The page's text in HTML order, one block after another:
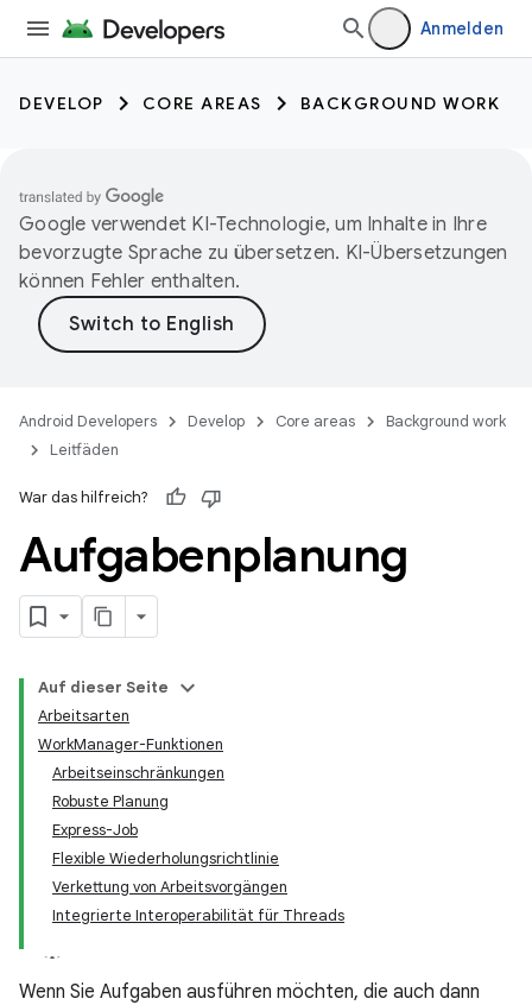
Anmelden
DEVELOP CORE AREAS BACKGROUND WORK
Google verwendet KI-Technologie, um Inhalte in Ihre
bevorzugte Sprache zu übersetzen. KI-Übersetzungen
können Fehler enthalten.
Android Developers Develop Core areas
Background work
Leitfäden
War das hilfreich?
Aufgabenplanung
Auf dieser Seite
Arbeitsarten
WorkManager-Funktionen
Arbeitseinschränkungen
Robuste Planung
Express-Job
Flexible Wiederholungsrichtlinie
Verkettung von Arbeitsvorgängen
Integrierte Interoperabilität für Threads
Wenn Sie Aufgaben ausführen möchten, die auch dann